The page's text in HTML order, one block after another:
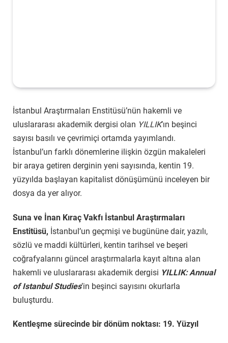
İstanbul Araştırmaları Enstitüsü’nün hakemli ve
uluslararası akademik dergisi olan YILLIK’ın beşinci
sayısı basılı ve çevrimiçi ortamda yayımlandı.
İstanbul’un farklı dönemlerine ilişkin özgün makaleleri
bir araya getiren derginin yeni sayısında, kentin 19.
yüzyılda başlayan kapitalist dönüşümünü inceleyen bir
dosya da yer alıyor.
Suna ve İnan Kıraç Vakfı İstanbul Araştırmaları
Enstitüsü, İstanbul’un geçmişi ve bugününe dair, yazılı,
sözlü ve maddi kültürleri, kentin tarihsel ve beşeri
coğrafyalarını güncel araştırmalarla kayıt altına alan
hakemli ve uluslararası akademik dergisi YILLIK: Annual
of Istanbul Studies’in beşinci sayısını okurlarla
buluşturdu.
Kentleşme sürecinde bir dönüm noktası: 19. Yüzyıl